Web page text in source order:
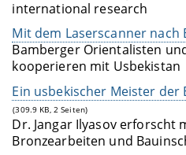
international research
Mit dem Laserscanner nach
Bamberger Orientalisten
kooperieren mit Usbekistan
Ein usbekischer Meister der
(309.9 KB, 2 Seiten)
Dr. Jangar Ilyasov erforscht
Bronzearbeiten und